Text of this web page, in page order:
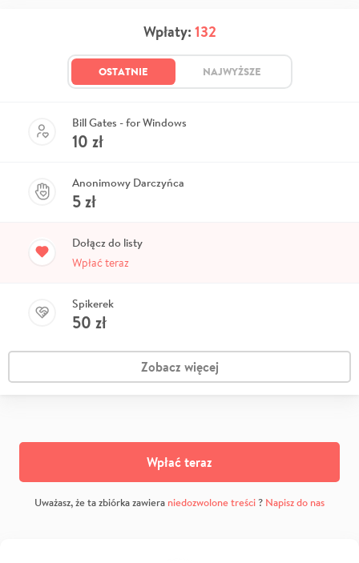
Wpłaty: 132
OSTATNIE NAJWYŻSZE
Bill Gates - for Windows
10 zł
Anonimowy Darczyńca
5zł
Dołącz do listy
Wpłać teraz
Spikerek
50 zł
Zobacz więcej
Wpłać teraz
Uważasz, że ta zbiórka zawiera niedozwolone treści? Napisz do nas